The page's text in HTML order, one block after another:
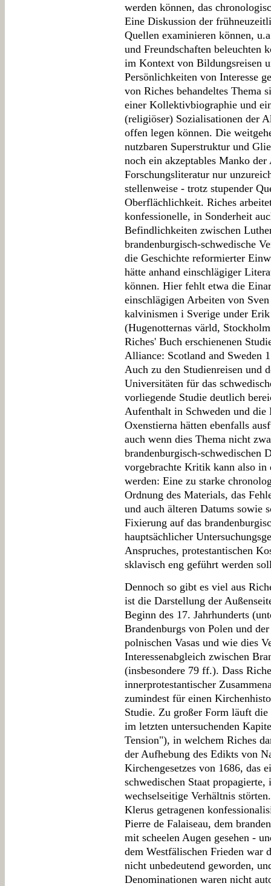
werden können, das
Eine Diskussion der
Quellen examinieren können,
und Freundschaften beleuchten
im Kontext von Bildungsreisen
Persönlichkeiten von Interesse
von Riches behandeltes Thema
einer Kollektivbiographie und
(religiöser) Sozialisationen der
offen legen können. Die
nutzbaren Superstruktur und
noch ein akzeptables Manko
Forschungsliteratur nur
stellenweise - trotz stupender
Oberflächlichkeit. Riches
konfessionelle, in Sonderheit
Befindlichkeiten zwischen
brandenburgisch-schwedische
die Geschichte reformierter
hätte anhand einschlägiger
können. Hier fehlt etwa die
einschlägigen Arbeiten von
kalvinismen i Sverige under
(Hugenotternas värld,
Riches' Buch erschienenen
Alliance: Scotland and Sweden
Auch zu den Studienreisen und
Universitäten für das
vorliegende Studie deutlich
Aufenthalt in Schweden und
Oxenstierna hätten ebenfalls
auch wenn dies Thema nicht
brandenburgisch-schwedischen
vorgebrachte Kritik kann also in
werden: Eine zu starke
Ordnung des Materials, das
und auch älteren Datums sowie
Fixierung auf das
hauptsächlicher
Anspruches, protestantischen
sklavisch eng geführt werden
Dennoch so gibt es viel aus
ist die Darstellung der
Beginn des 17. Jahrhunderts
Brandenburgs von Polen und
polnischen Vasas und wie dies
Interessenabgleich zwischen
(insbesondere 79 ff.). Dass
innerprotestantischer
zumindest für einen
Studie. Zu großer Form läuft
im letzten untersuchenden
Tension"), in welchem Riches
der Aufhebung des Edikts von
Kirchengesetzes von 1686, das
schwedischen Staat
wechselseitige Verhältnis
Klerus getragenen
Pierre de Falaiseau, dem
mit scheelen Augen gesehen -
dem Westfälischen Frieden war
nicht unbedeutend geworden,
Denominationen waren nicht